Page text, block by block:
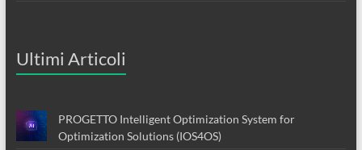
Ultimi Articoli
PROGETTO Intelligent Optimization System for
Optimization Solutions (IOS4OS)